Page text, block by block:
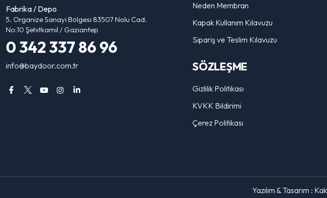
Fabrika / Depo
5. Organize Sanayi Bölgesi 83507 Nolu Cad.
No:10 Şehitkamil / Gaziantep
0 342 337 86 96
info@baydoor.com.tr
Neden Membran
Kapak Kullanım Kılavuzu
Sipariş ve Teslim Kılavuzu
SÖZLEŞME
Gizlilik Politikası
KVKK Bildirimi
Çerez Politikası
Yazılım & Tasarım :